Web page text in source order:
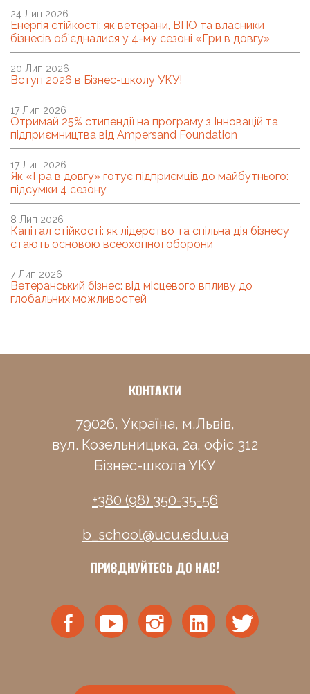
Енергія стійкості: як ветерани, ВПО та власники
бізнесів об’єдналися у 4-му сезоні «Гри в довгу»
24 Лип 2026
Вступ 2026 в Бізнес-школу УКУ!
20 Лип 2026
Отримай 25% стипендії на програму з Інновацій та
підприємництва від Ampersand Foundation
17 Лип 2026
Як «Гра в довгу» готує підприємців до майбутнього:
підсумки 4 сезону
17 Лип 2026
Капітал стійкості: як лідерство та спільна дія бізнесу
стають основою всеохопної оборони
8 Лип 2026
Ветеранський бізнес: від місцевого впливу до
глобальних можливостей
7 Лип 2026
КОНТАКТИ
79026, Україна, м.Львів,
вул. Козельницька, 2а, офіс 312
Бізнес-школа УКУ
+380 (98) 350-35-56
b_school@ucu.edu.ua
ПРИЄДНУЙТЕСЬ ДО НАС!